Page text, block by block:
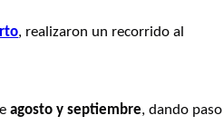
, realizaron un recorrido al
agosto y septiembre, dando